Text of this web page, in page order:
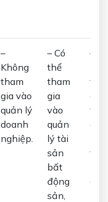
–
Không
tham
gia vào
quản lý
doanh
nghiệp.
– Có
thể
tham
gia
vào
quản
lý tài
sản
bất
động
sản,
–
gia
vào
tiếp
các